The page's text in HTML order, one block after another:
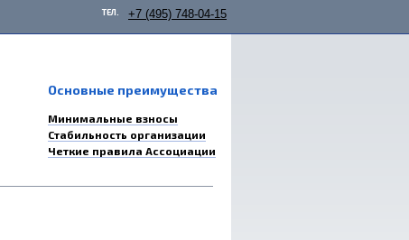
ТЕЛ. +7 (495) 748-04-15
Основные преимущества
Минимальные взносы
Стабильность организации
Четкие правила Ассоциации